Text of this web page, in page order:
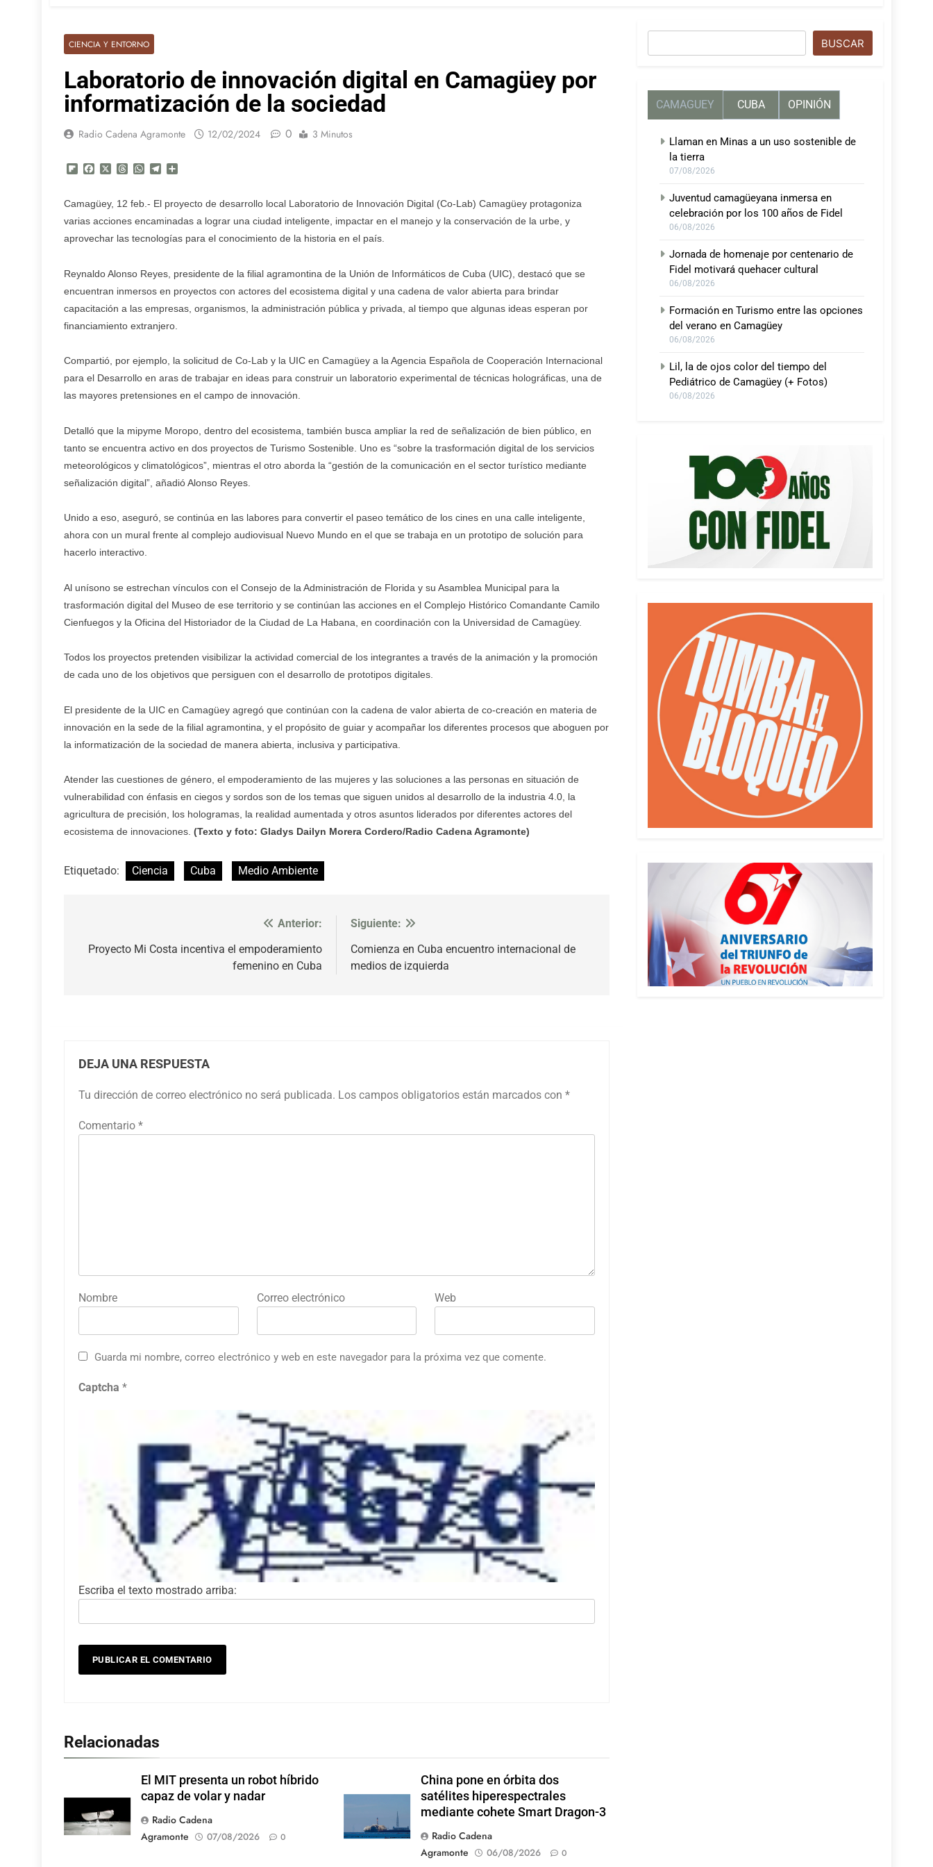
CIENCIA Y ENTORNO
Laboratorio de innovación digital en Camagüey por
informatización de la sociedad
Radio Cadena Agramonte 12/02/2024 0 3 Minutos
Flipboard
FacebookThreadsWhatsApp
Telegram
Camagüey, 12 feb.- El proyecto de desarrollo local Laboratorio de Innovación Digital (Co-Lab) Camagüey protagoniza
varias acciones encaminadas a lograr una ciudad inteligente, impactar en el manejo y la conservación de la urbe, y
aprovechar las tecnologías para el conocimiento de la historia en el país.
Reynaldo Alonso Reyes, presidente de la filial agramontina de la Unión de Informáticos de Cuba (UIC), destacó que se
encuentran inmersos en proyectos con actores del ecosistema digital y una cadena de valor abierta para brindar
capacitación a las empresas, organismos, la administración pública y privada, al tiempo que algunas ideas esperan por
financiamiento extranjero.
Compartió, por ejemplo, la solicitud de Co-Lab y la UIC en Camagüey a la Agencia Española de Cooperación Internacional
para el Desarrollo en aras de trabajar en ideas para construir un laboratorio experimental de técnicas holográficas, una de
las mayores pretensiones en el campo de innovación.
Detalló que la mipyme Moropo, dentro del ecosistema, también busca ampliar la red de señalización de bien público, en
tanto se encuentra activo en dos proyectos de Turismo Sostenible. Uno es “sobre la trasformación digital de los servicios
meteorológicos y climatológicos”, mientras el otro aborda la “gestión de la comunicación en el sector turístico mediante
señalización digital”, añadió Alonso Reyes.
Unido a eso, aseguró, se continúa en las labores para convertir el paseo temático de los cines en una calle inteligente,
ahora con un mural frente al complejo audiovisual Nuevo Mundo en el que se trabaja en un prototipo de solución para
hacerlo interactivo.
Al unísono se estrechan vínculos con el Consejo de la Administración de Florida y su Asamblea Municipal para la
trasformación digital del Museo de ese territorio y se continúan las acciones en el Complejo Histórico Comandante Camilo
Cienfuegos y la Oficina del Historiador de la Ciudad de La Habana, en coordinación con la Universidad de Camagüey.
Todos los proyectos pretenden visibilizar la actividad comercial de los integrantes a través de la animación y la promoción
de cada uno de los objetivos que persiguen con el desarrollo de prototipos digitales.
El presidente de la UIC en Camagüey agregó que continúan con la cadena de valor abierta de co-creación en materia de
innovación en la sede de la filial agramontina, y el propósito de guiar y acompañar los diferentes procesos que aboguen por
la informatización de la sociedad de manera abierta, inclusiva y participativa.
Atender las cuestiones de género, el empoderamiento de las mujeres y las soluciones a las personas en situación de
vulnerabilidad con énfasis en ciegos y sordos son de los temas que siguen unidos al desarrollo de la industria 4.0, la
agricultura de precisión, los hologramas, la realidad aumentada y otros asuntos liderados por diferentes actores del
ecosistema de innovaciones. (Texto y foto: Gladys Dailyn Morera Cordero/Radio Cadena Agramonte)
Etiquetado: Ciencia Cuba Medio Ambiente
de
Anterior:
Proyecto Mi Costa incentiva el empoderamiento
femenino en Cuba
Siguiente:
Comienza en Cuba encuentro internacional de
medios de izquierda
DEJA UNA RESPUESTA
Tu dirección de correo electrónico no será publicada. Los campos obligatorios están marcados con *
Comentario *
Nombre Correo electrónico Web
Guarda mi nombre, correo electrónico y web en este navegador para la próxima vez que comente.
Captcha *
Escriba el texto mostrado arriba:
Relacionadas
El MIT presenta un robot híbrido
capaz de volar y nadar
Radio Cadena
Agramonte
07/08/2026 0
China pone en órbita dos
satélites hiperespectrales
mediante cohete Smart Dragon-3
Radio Cadena
Agramonte
06/08/2026 0
BUSCAR
CAMAGUEY CUBA OPINIÓN
Llaman en Minas a un uso sostenible de
la tierra
07/08/2026
Juventud camagüeyana inmersa en
celebración por los 100 años de Fidel
06/08/2026
Jornada de homenaje por centenario de
Fidel motivará quehacer cultural
06/08/2026
Formación en Turismo entre las opciones
del verano en Camagüey
06/08/2026
Lil, la de ojos color del tiempo del
Pediátrico de Camagüey (+ Fotos)
06/08/2026